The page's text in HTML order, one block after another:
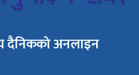
दैनिकको अनलाइन